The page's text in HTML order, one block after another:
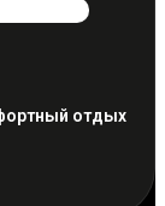
отдых